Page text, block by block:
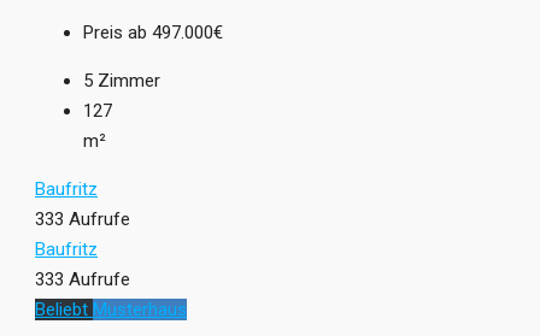
Preis ab 497.000€
5 Zimmer
127
m²
Baufritz
333 Aufrufe
Baufritz
333 Aufrufe
Beliebt Musterhaus